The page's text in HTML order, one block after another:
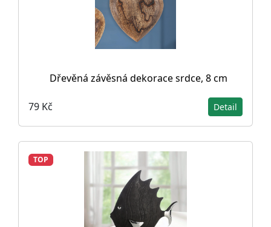
Dřevěná závěsná dekorace srdce, 8 cm
79 Kč Detail
TOP